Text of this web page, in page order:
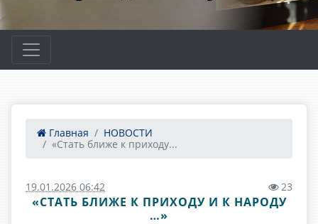
Главная
НОВОСТИ
«Стать ближе к приходу...
19.01.2026 06:42 23
«СТАТЬ БЛИЖЕ К ПРИХОДУ И К НАРОДУ
…»